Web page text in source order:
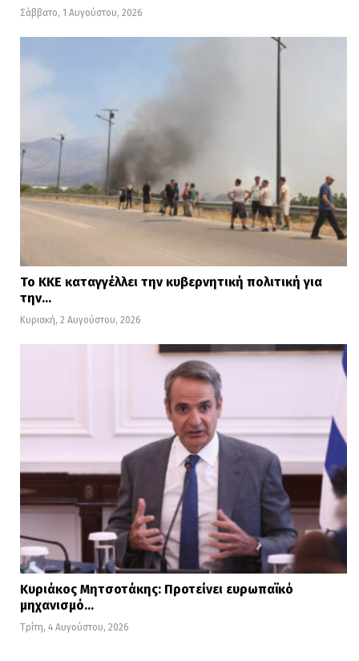
Σάββατο, 1 Αυγούστου, 2026
Το ΚΚΕ καταγγέλλει την κυβερνητική πολιτική για
την…
Κυριακή, 2 Αυγούστου, 2026
Κυριάκος Μητσοτάκης: Προτείνει ευρωπαϊκό
μηχανισμό…
Τρίτη, 4 Αυγούστου, 2026